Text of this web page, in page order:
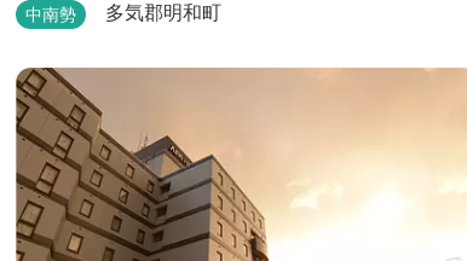
ドのホールが7つあるショートコース）などもありま
す。周辺観光地には、伊勢志摩国立公園の玄関口に
あたります。
中南勢 多気郡明和町